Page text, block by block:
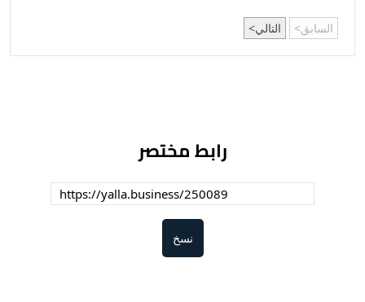
السابق التالي
رابط مختصر
نسخ